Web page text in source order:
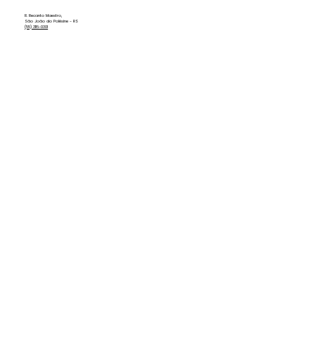
R. Recanto Maestro,
São João do Polêsine - RS
(55) 3116-0301